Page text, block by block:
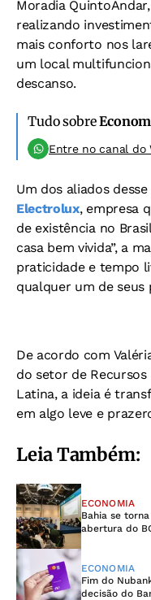
Moradia
realizando
mais conforto nos
um local
descanso.
Tudo sobre
Entre no canal do
Um dos aliados
Electrolux, empresa
de existência no
casa bem vivida”, a
praticidade e tempo
qualquer um de seus
De acordo com
do setor de
Latina, a ideia é
em algo leve e
Leia Também:
ECONOMIA
Bahia se
abertura do
ECONOMIA
Fim do
decisão do